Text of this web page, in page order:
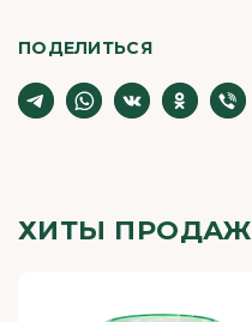
ПОДЕЛИТЬСЯ
ХИТЫ ПРОДАЖ